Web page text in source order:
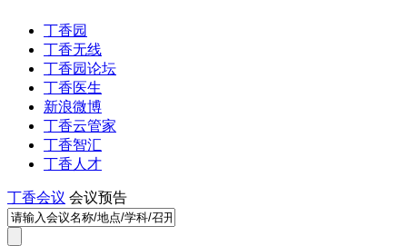
丁香园
丁香无线
丁香园论坛
丁香医生
新浪微博
丁香云管家
丁香智汇
丁香人才
丁香会议 会议预告